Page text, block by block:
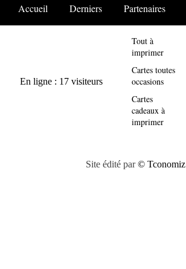
Accueil Derniers Partenaires
Tout à
imprimer
Cartes toutes
occasions
Cartes
cadeaux à
imprimer
Site édité par© Tconomiz